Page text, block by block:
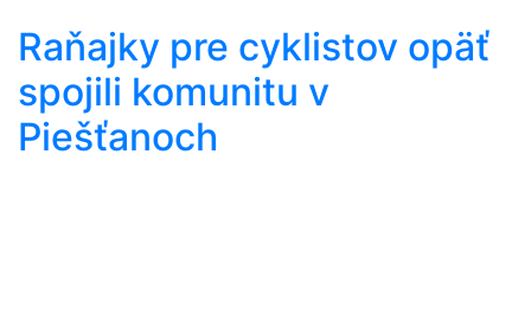
Raňajky pre cyklistov opäť
spojili komunitu v
Piešťanoch